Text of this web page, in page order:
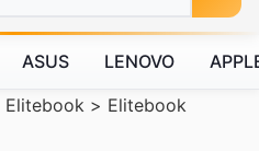
ASUS LENOVO
Elitebook > Elitebook